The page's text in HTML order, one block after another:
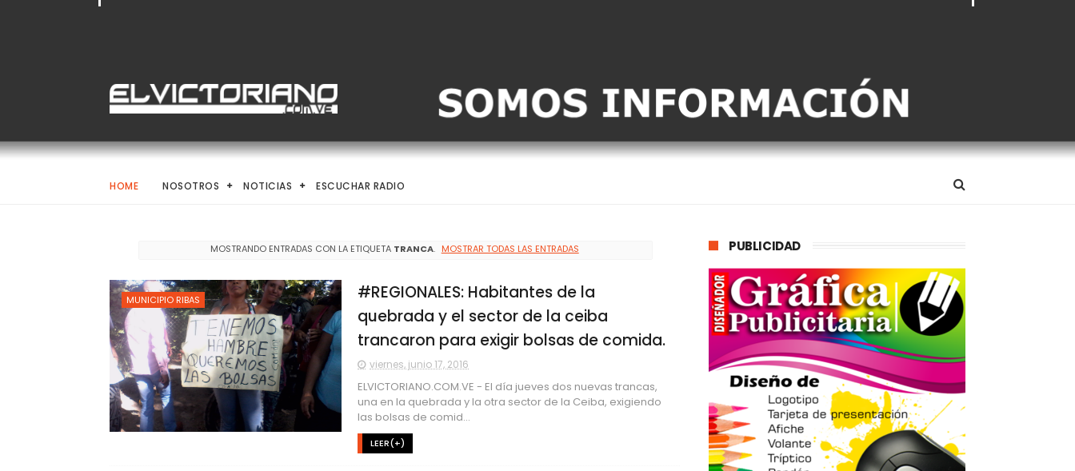
HOME NOSOTROS NOTICIAS ESCUCHAR RADIO
MOSTRANDO ENTRADAS CON LA ETIQUETA TRANCA. MOSTRAR TODAS LAS ENTRADAS
MUNICIPIO RIBAS
#REGIONALES: Habitantes de la
quebrada y el sector de la ceiba
trancaron para exigir bolsas de comida.
viernes, junio 17, 2016
ELVICTORIANO.COM.VE - El día jueves dos nuevas trancas,
una en la quebrada y la otra sector de la Ceiba, exigiendo
las bolsas de comid...
LEER(+)
PUBLICIDAD